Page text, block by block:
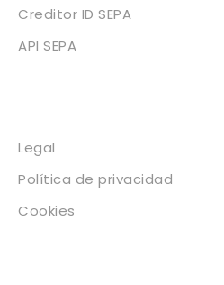
Creditor ID SEPA
API SEPA
Legal
Política de privacidad
Cookies